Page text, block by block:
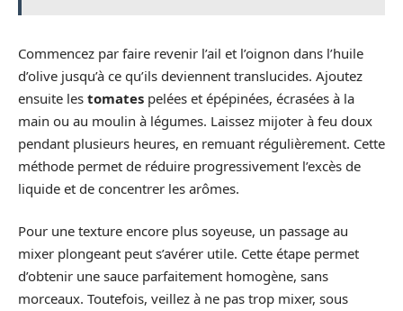
Commencez par faire revenir l’ail et l’oignon dans l’huile
d’olive jusqu’à ce qu’ils deviennent translucides. Ajoutez
ensuite les tomates pelées et épépinées, écrasées à la
main ou au moulin à légumes. Laissez mijoter à feu doux
pendant plusieurs heures, en remuant régulièrement. Cette
méthode permet de réduire progressivement l’excès de
liquide et de concentrer les arômes.
Pour une texture encore plus soyeuse, un passage au
mixer plongeant peut s’avérer utile. Cette étape permet
d’obtenir une sauce parfaitement homogène, sans
morceaux. Toutefois, veillez à ne pas trop mixer, sous